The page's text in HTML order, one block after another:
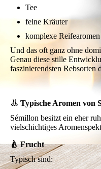
Tee
feine Kräuter
komplexe Reifearomen
Und das oft ganz ohne
Genau diese stille
faszinierendsten Rebsorten
👃 Typische Aromen von
Sémillon besitzt ein eher
vielschichtiges
🍐 Frucht
Typisch sind: